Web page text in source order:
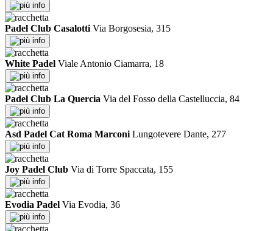
info
Padel Club Casalotti Via Borgosesia, 315
info
White Padel Viale Antonio Ciamarra, 18
info
Padel Club La Quercia Via del Fosso della Castelluccia, 84
info
Asd Padel Cat Roma Marconi Lungotevere Dante, 277
info
Joy Padel Club Via di Torre Spaccata, 155
info
Evodia Padel Via Evodia, 36
info